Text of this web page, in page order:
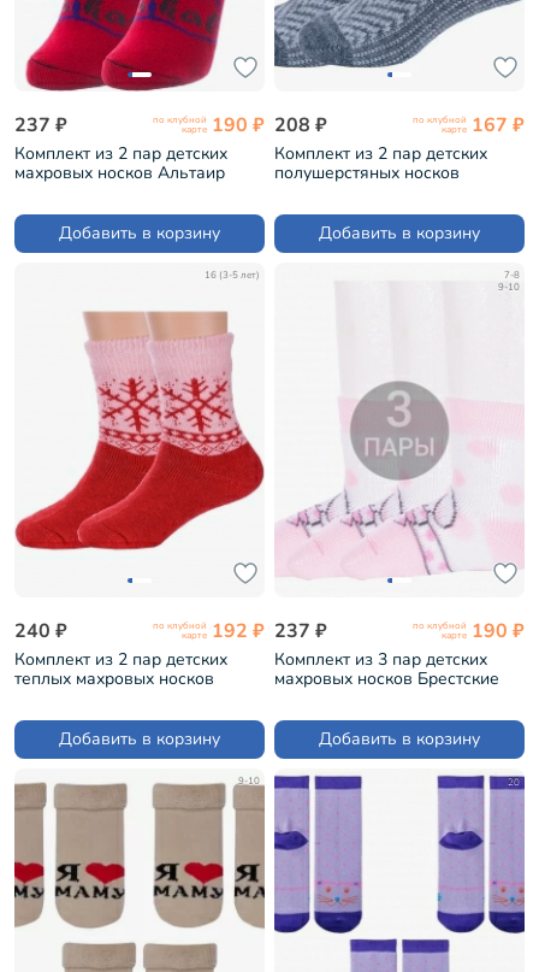
237 ₽ по клубной
карте 190 ₽
Комплект из 2 пар детских
махровых носков Альтаир
Добавить в корзину
208 ₽ по клубной
карте 167 ₽
Комплект из 2 пар детских
полушерстяных носков
трикотаж) СЕРЫЕ, рис. 0 (2-
Д-382)Добавить в корзину
16 (3-5 лет)
240 ₽ по клубной
карте 192 ₽
Комплект из 2 пар детских
теплых махровых носков
Ндад7620)
Добавить в корзину
7-8
9-10
237 ₽ по клубной
карте 190 ₽
Комплект из 3 пар детских
махровых носков Брестские
РОЗОВЫЕ (3-14С3060)
Добавить в корзину
9-10 20